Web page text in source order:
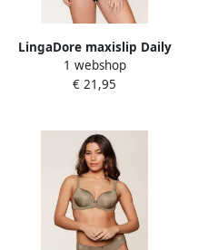
LingaDore maxislip Daily
zwart
1 webshop
€ 21,95